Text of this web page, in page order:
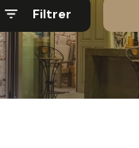
Filtrer